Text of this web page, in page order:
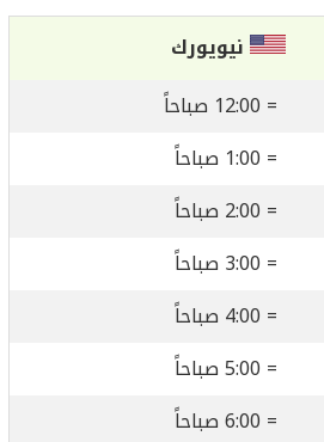
نيويورك
= 12:00 صباحاً
= 1:00 صباحاً
= 2:00 صباحاً
= 3:00 صباحاً
= 4:00 صباحاً
= 5:00 صباحاً
= 6:00 صباحاً